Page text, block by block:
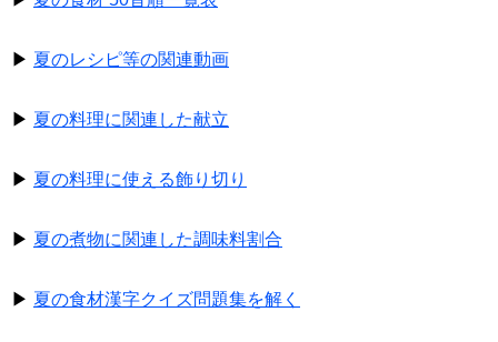
▶ 夏のレシピ等の関連動画
▶ 夏の料理に関連した献立
▶ 夏の料理に使える飾り切り
▶ 夏の煮物に関連した調味料割合
▶ 夏の食材漢字クイズ問題集を解く